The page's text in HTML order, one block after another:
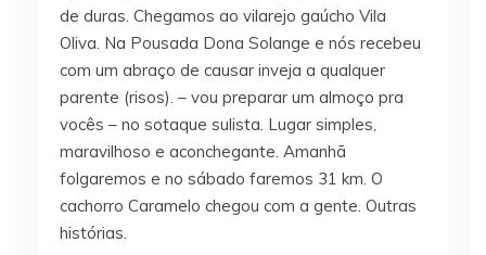
de duras. Chegamos ao vilarejo gaúcho Vila
Oliva. Na Pousada Dona Solange e nós recebeu
com um abraço de causar inveja a qualquer
parente (risos). – vou preparar um almoço pra
vocês – no sotaque sulista. Lugar simples,
maravilhoso e aconchegante. Amanhã
folgaremos e no sábado faremos 31 km. O
cachorro Caramelo chegou com a gente. Outras
histórias.